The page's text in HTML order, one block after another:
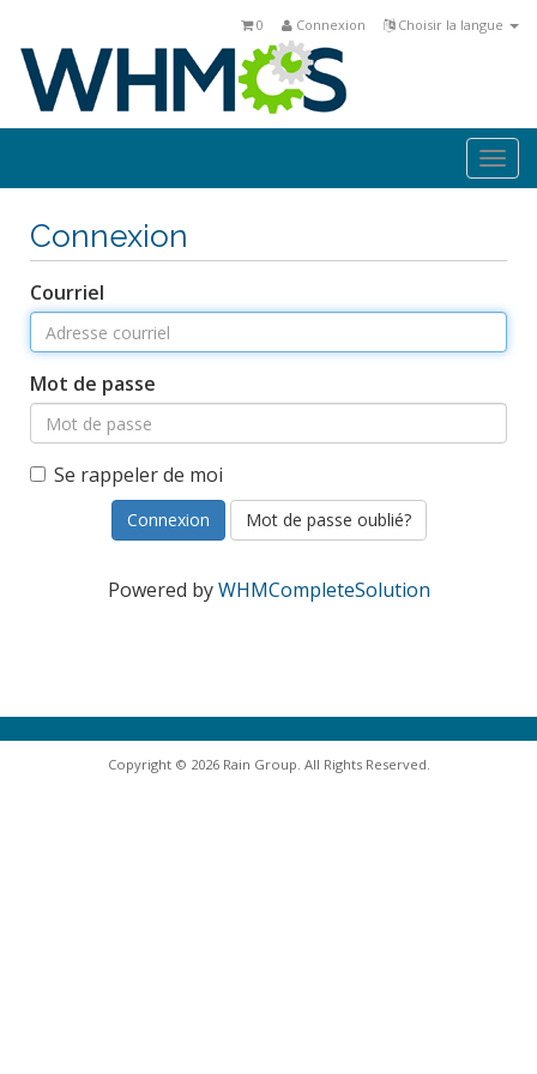
Choisir la langue
Connexion
0
Connexion
Courriel
Mot de passe
Se rappeler de moi
Mot de passe oublié?
Powered byWHMCompleteSolution
Copyright © 2026 Rain Group. All Rights Reserved.